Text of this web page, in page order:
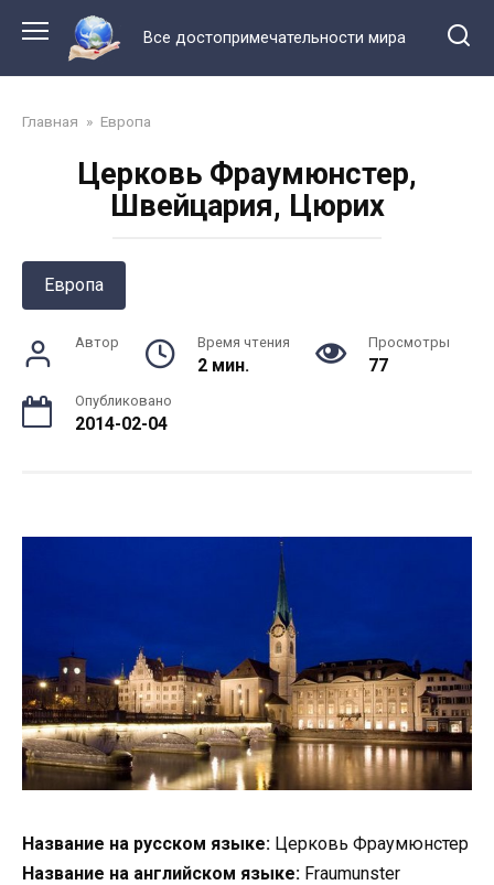
контенту
Все достопримечательности мира
Главная » Европа
Церковь Фраумюнстер,
Швейцария, Цюрих
Европа
Автор Время чтения
2 мин.
Просмотры
77
Опубликовано
2014-02-04
Название на русском языке: Церковь Фраумюнстер
Название на английском языке: Fraumunster